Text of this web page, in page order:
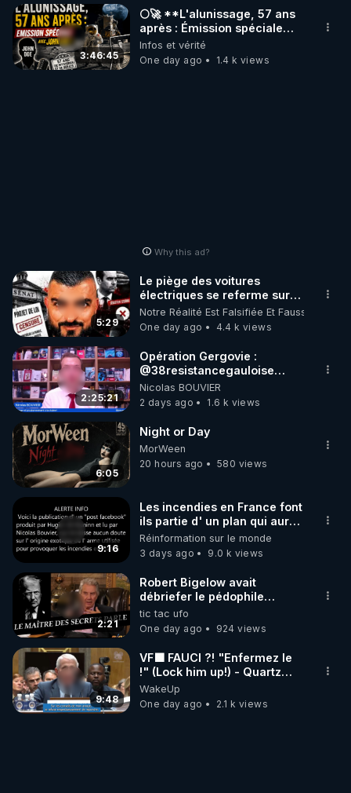
3:46:45
🌕🚀 **L'alunissage, 57 ans
après : Émission spéciale
avec John Doe !** 👨 🚀✨
Infos et vérité
One day ago
1.4 k views
Why this ad?
5:29
Le piège des voitures
électriques se referme sur
les usagers !
Notre Réalité Est Falsifiée Et Fausse
One day ago
4.4 k views
2:25:21
Opération Gergovie :
‪@38resistancegauloise‬
‪@MarionSigautOfficiel‬
‪@gladysriifard5710‬ Laëtitia
Nicolas BOUVIER
2 days ago
1.6 k views
6:05
Night or Day
MorWeen
20 hours ago
580 views
9:16
Les incendies en France font
ils partie d' un plan qui aurait
débuté le 11 septembre 2001
?
Réinformation sur le monde
3 days ago
9.0 k views
2:21
Robert Bigelow avait
débriefer le pédophile
génocidaire de donald j
trump
tic tac ufo
One day ago
924 views
9:48
VF🟩 FAUCI ?! "Enfermez le
!" (Lock him up!) - Quartz
Traduction
WakeUp
One day ago
2.1 k views